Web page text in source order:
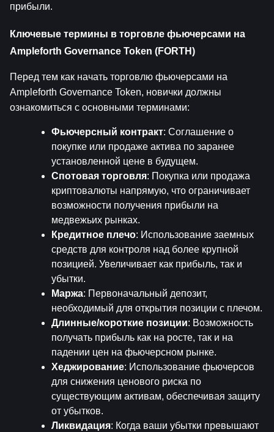
прибыли.
Ключевые термины в торговле фьючерсами на
Ampleforth Governance Token (FORTH)
Перед тем как начать торговлю фьючерсами на
Ampleforth Governance Token, новички должны
ознакомиться с основными терминами:
Фьючерсный контракт: Соглашение о
покупке или продаже актива по заранее
установленной цене в будущем.
Спотовая торговля: Покупка или продажа
криптовалюты напрямую, что ограничивает
возможности получения прибыли на
медвежьих рынках.
Кредитное плечо: Использование заемных
средств для контроля над более крупной
позицией. Увеличивает как прибыль, так и
убытки.
Маржа: Первоначальный депозит,
необходимый для открытия позиции с плечом.
Длинные/короткие позиции: Возможность
получать прибыль как на росте, так и на
падении цен на фьючерсном рынке.
Хеджирование: Использование фьючерсов
для снижения ценового риска по
существующим активам, обеспечивая защиту
от убытков.
Ликвидация: Когда ваши убытки превышают